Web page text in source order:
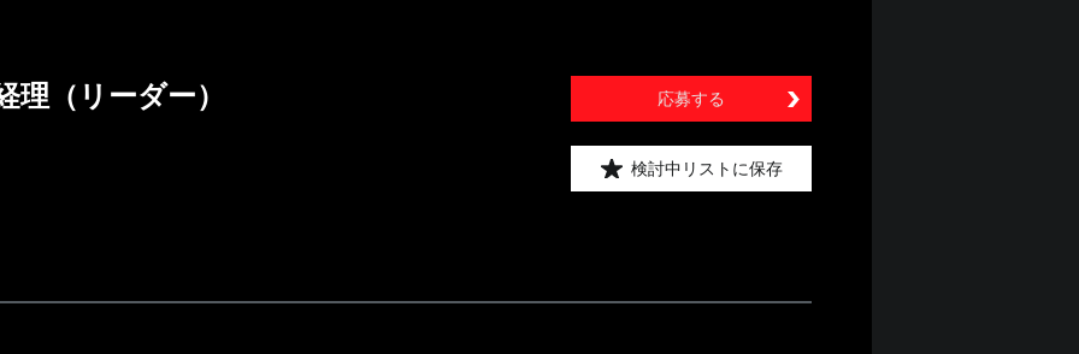
理（リーダー） 応募する
検討中リストに保存